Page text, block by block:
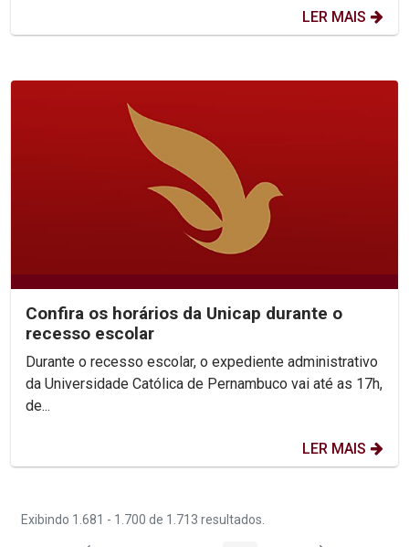
LER MAIS
Confira os horários da Unicap durante o
recesso escolar
Durante o recesso escolar, o expediente administrativo
da Universidade Católica de Pernambuco vai até as 17h,
de...
LER MAIS
Exibindo 1.681 - 1.700 de 1.713 resultados.